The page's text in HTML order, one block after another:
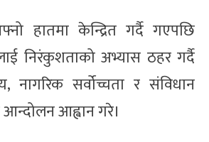
हातमा केन्द्रित गर्दै गएपछि
निरंकुशताको अभ्यास ठहर गर्दै
नागरिक सर्वोच्चता र संविधान
आन्दोलन आह्वान गरे।